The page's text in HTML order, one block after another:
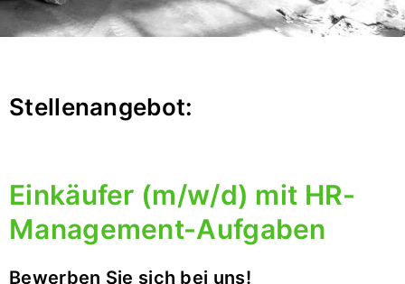
Stellenangebot:
Einkäufer (m/w/d) mit HR-
Management-Aufgaben
Bewerben Sie sich bei uns!